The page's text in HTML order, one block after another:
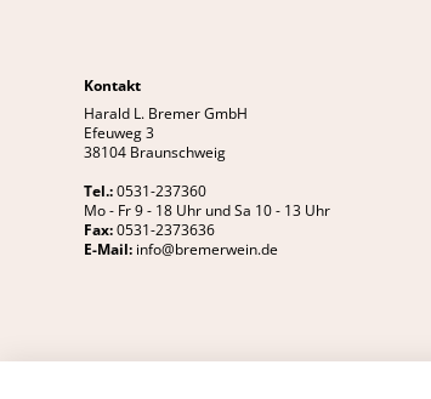
Kontakt
Harald L. Bremer GmbH
Efeuweg 3
38104 Braunschweig
Tel.:0531-237360
Mo - Fr 9 - 18 Uhr und Sa 10 - 13 Uhr
Fax:0531-2373636
E-Mail: info@bremerwein.de